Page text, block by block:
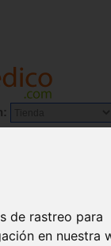
de rastreo para
en nuestra